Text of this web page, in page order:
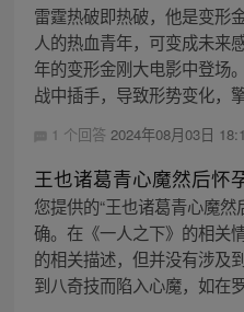
雷霆热破即热破，他是变形
人的热血青年，可变成未来
年的变形金刚大电影中登场
战中插手，导致形势变化，
1 个回答 2024年08月03日
王也诸葛青心魔然后怀
您提供的“王也诸葛青心魔
确。在《一人之下》的相关
的相关描述，但并没有涉及
到八奇技而陷入心魔，如在